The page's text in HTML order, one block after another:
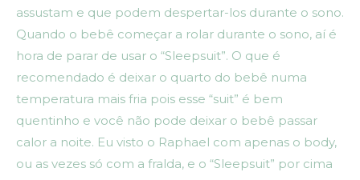
assustam e que podem despertar-los durante o sono.
Quando o bebê começar a rolar durante o sono, aí é
hora de parar de usar o “Sleepsuit”. O que é
recomendado é deixar o quarto do bebê numa
temperatura mais fria pois esse “suit” é bem
quentinho e você não pode deixar o bebê passar
calor a noite. Eu visto o Raphael com apenas o body,
ou as vezes só com a fralda, e o “Sleepsuit” por cima